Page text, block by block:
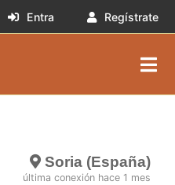
Entra Regístrate
Soria (España)
última conexión hace 1 mes